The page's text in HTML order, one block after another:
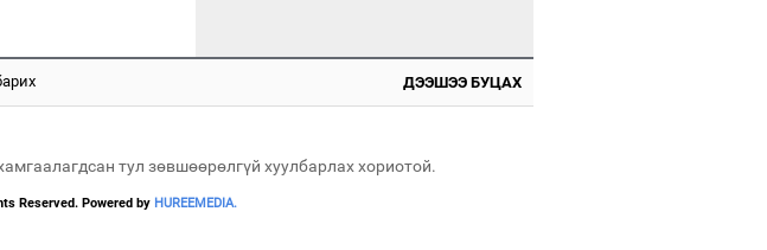
ДЭЭШЭЭ БУЦАХ
тул зөвшөөрөлгүй хуулбарлах хориотой.
Reserved. Powered by HUREEMEDIA.